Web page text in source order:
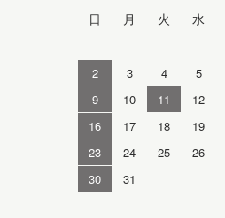
日
月 火 水
2
3 4 5
9
10 11 12
16
17 18 19
23
24 25 26
30
31